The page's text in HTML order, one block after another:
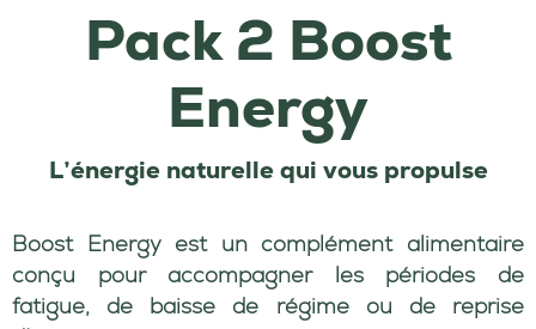
Pack 2 Boost
Energy
L’énergie naturelle qui vous propulse
Boost Energy est un complément alimentaire
conçu pour accompagner les périodes de
fatigue, de baisse de régime ou de reprise